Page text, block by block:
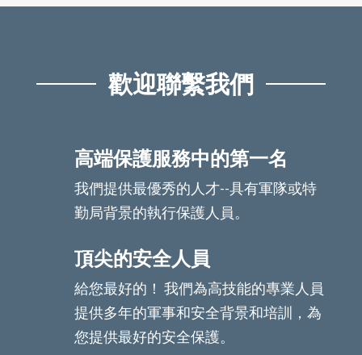
歡迎聯繫我們
高端保護服務中的第一名
我們提供最優秀的人才--具有軍隊或特
勤局背景的執行保護人員。
頂尖的安全人員
給您最好的！ 我們為高技能的專業人員
提供多年的軍事和安全背景和培訓，為
您提供最好的安全保護。